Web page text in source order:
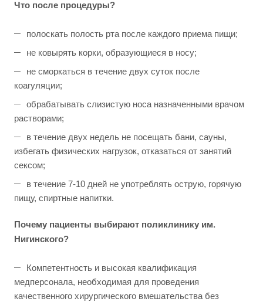
Что после процедуры?
полоскать полость рта после каждого приема пищи;
не ковырять корки, образующиеся в носу;
не сморкаться в течение двух суток после
коагуляции;
обрабатывать слизистую носа назначенными врачом
растворами;
в течение двух недель не посещать бани, сауны,
избегать физических нагрузок, отказаться от занятий
сексом;
в течение 7-10 дней не употреблять острую, горячую
пищу, спиртные напитки.
Почему пациенты выбирают поликлинику им.
Нигинского?
Компетентность и высокая квалификация
медперсонала, необходимая для проведения
качественного хирургического вмешательства без